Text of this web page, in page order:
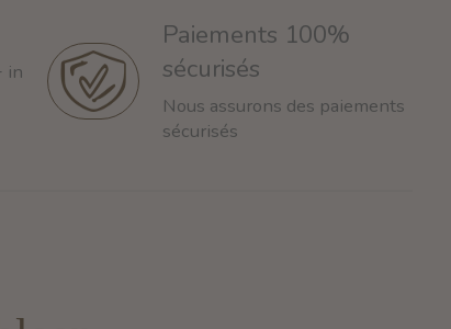
in
Paiements 100%
sécurisés
Nous assurons des paiements
sécurisés